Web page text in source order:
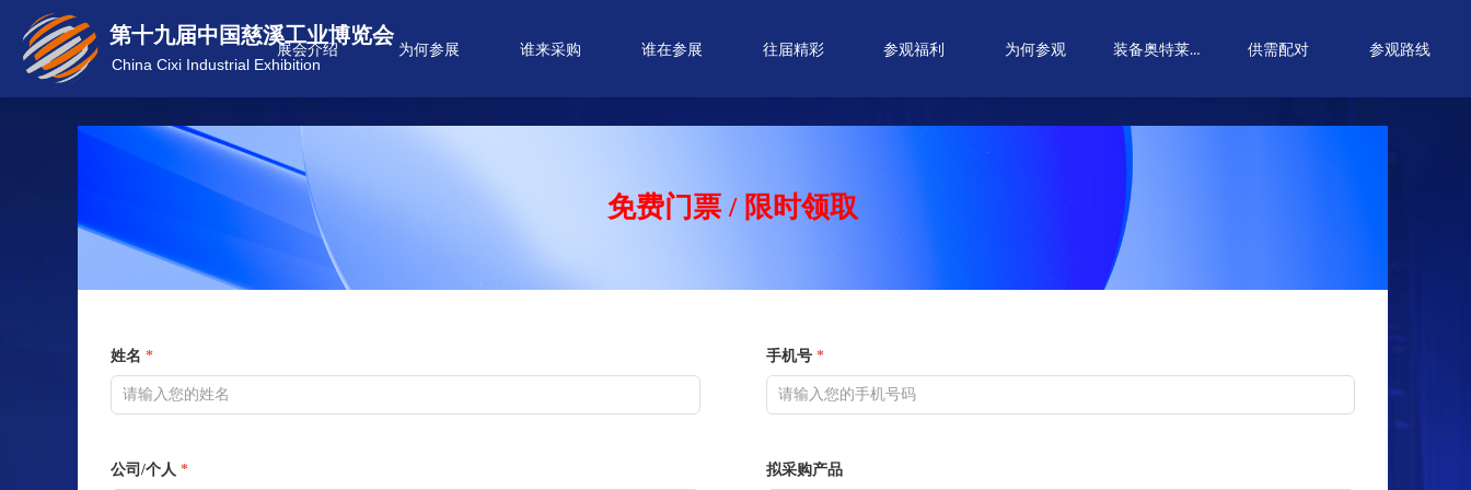
China Cixi Industrial Exhibition
第十九届中国慈溪工业博览会
展会介绍 为何参展 谁来采购 谁在参展 往届精彩 参观福利 为何参观 装备奥特莱斯 供需配对 参观路线
免费门票 / 限时领取
姓名 * 手机号 *
公司/个人 * 拟采购产品